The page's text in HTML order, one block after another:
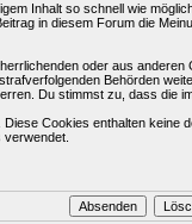
Inhalt so schnell wie
in diesem Forum die
oder aus
Behörden
Du stimmst zu, dass die
Cookies enthalten